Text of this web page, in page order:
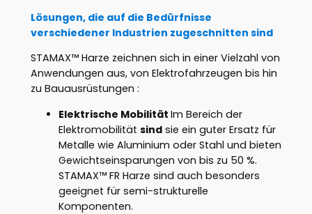
Lösungen, die auf die Bedürfnisse
verschiedener Industrien zugeschnitten sind
STAMAX™ Harze zeichnen sich in einer Vielzahl von
Anwendungen aus, von Elektrofahrzeugen bis hin
zu Bauausrüstungen :
Elektrische Mobilität Im Bereich der
Elektromobilität sindsie ein guter Ersatz für
Metalle wie Aluminium oder Stahl und bieten
Gewichtseinsparungen von bis zu 50 %.
STAMAX™ FR Harze sind auch besonders
geeignet für semi-strukturelle
Komponenten.